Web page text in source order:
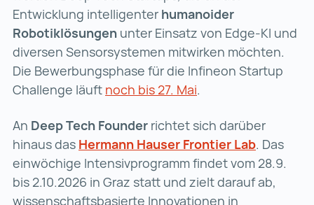
Entwicklung intelligenter humanoider
Robotiklösungen unter Einsatz von Edge-KI und
diversen Sensorsystemen mitwirken möchten.
Die Bewerbungsphase für die Infineon Startup
Challenge läuft noch bis 27. Mainoch bis 27. Mai
.
An Deep Tech Founder richtet sich darüber
hinaus das Hermann Hauser Frontier Lab. Das
einwöchige Intensivprogramm findet vom 28.9.
bis 2.10.2026 in Graz statt und zielt darauf ab,
wissenschaftsbasierte Innovationen in